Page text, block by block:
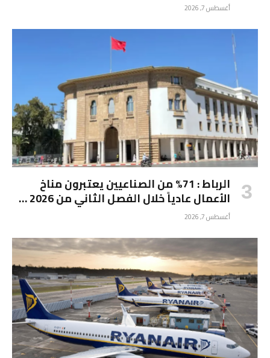
أغسطس 7, 2026
الرباط : 71% من الصناعيين يعتبرون مناخ
الأعمال عادياً خلال الفصل الثاني من 2026 …
أغسطس 7, 2026